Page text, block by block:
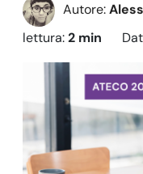
Autore:
lettura:2 min